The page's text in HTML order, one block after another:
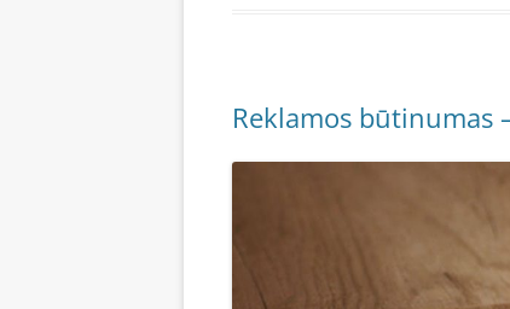
Reklamos būtinumas